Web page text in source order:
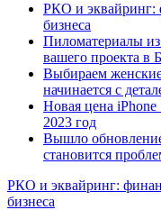
РКО и эквайринг:
бизнеса
Пиломатериалы
вашего проекта в
Выбираем
начинается с
Новая цена
2023 год
Вышло
становится
РКО и эквайринг:
бизнеса